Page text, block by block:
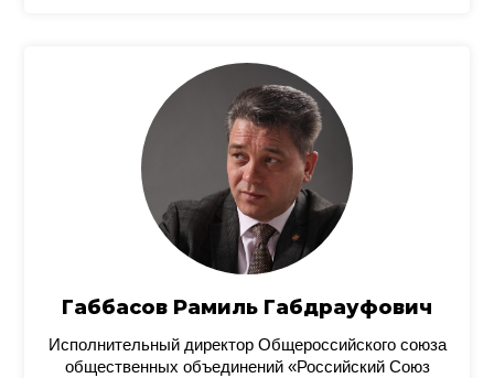
Габбасов Рамиль Габдрауфович
Исполнительный директор Общероссийского союза
общественных объединений «Российский Союз